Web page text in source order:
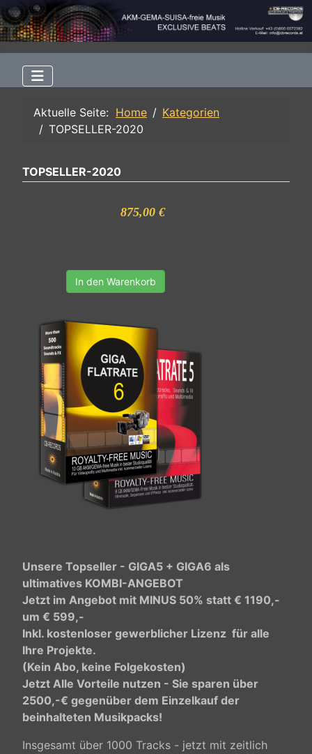
Aktuelle Seite: Home
Kategorien
TOPSELLER-2020
TOPSELLER-2020
875,00 €
In den Warenkorb
Unsere Topseller - GIGA5 + GIGA6 als
ultimatives KOMBI-ANGEBOT
Jetzt im Angebot mit MINUS 50% statt € 1190,-
um € 599,-
Inkl. kostenloser gewerblicher Lizenz für alle
Ihre Projekte.
(Kein Abo, keine Folgekosten)
Jetzt Alle Vorteile nutzen - Sie sparen über
2500,-€ gegenüber dem Einzelkauf der
beinhalteten Musikpacks!
Insgesamt über 1000 Tracks - jetzt mit zeitlich